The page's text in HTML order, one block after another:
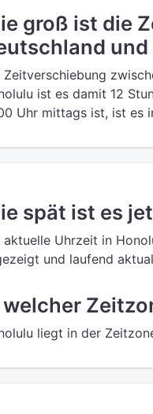
groß ist die
Zeitverschiebung
ist es damit 12
Uhr mittags ist, ist es
spät ist es
aktuelle Uhrzeit in
und laufend
welcher
liegt in der